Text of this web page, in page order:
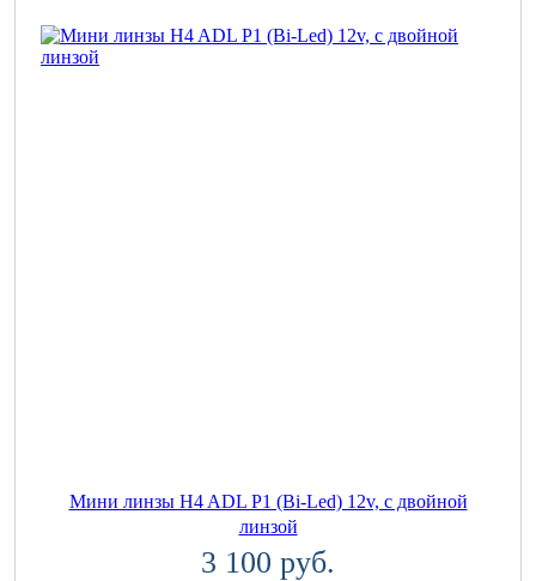
Мини линзы H4 ADL P1 (Bi-Led) 12v, с двойной
линзой
3 100 руб.